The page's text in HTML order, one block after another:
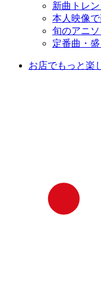
新曲トレ
本人映像で
旬のアニ
定番曲・
お店でもっと楽